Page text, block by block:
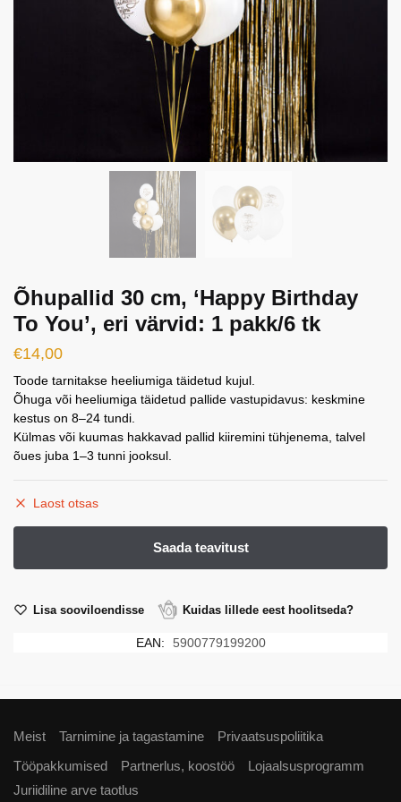
Õhupallid 30 cm, ‘Happy Birthday
To You’, eri värvid: 1 pakk/6 tk
€14,00
Toode tarnitakse heeliumiga täidetud kujul.
Õhuga või heeliumiga täidetud pallide vastupidavus: keskmine
kestus on 8–24 tundi.
Külmas või kuumas hakkavad pallid kiiremini tühjenema, talvel
õues juba 1–3 tunni jooksul.
Laost otsas
Lisa sooviloendisse Kuidas lillede eest hoolitseda?
EAN: 5900779199200
Meist Tarnimine ja tagastamine
Privaatsuspoliitika
Tööpakkumised
Partnerlus, koostöö
Lojaalsusprogramm
Juriidiline arve taotlus